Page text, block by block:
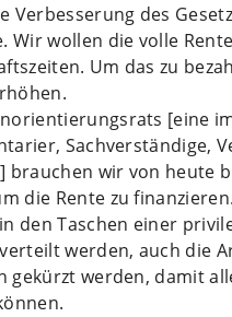
Verbesserung des
Wir wollen die volle
Um das zu
[eine
Sachverständige,
wir von heute
die Rente zu
den Taschen einer
werden, auch die
gekürzt werden, damit